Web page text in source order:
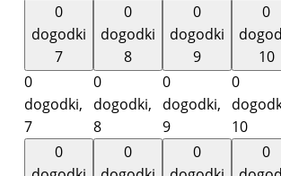
0
dogodki
7
0
dogodki,
7
0
dogodki
8
0
dogodki,
8
0
dogodki
9
0
dogodki,
9
0
10
0
10
0
0
0
0